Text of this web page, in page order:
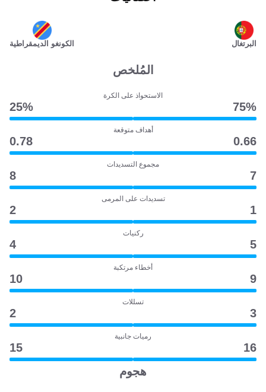
البرتغال الكونغو الديمقراطية
المُلخص
الاستحواذ على الكرة
75‎%‎
25‎%‎
أهداف متوقعة
0.66
0.78
مجموع التسديدات
7
8
تسديدات على المرمى
1
2
ركنيات
5
4
أخطاء مرتكبة
9
10
تسللات
3
2
رميات جانبية
16
15
هجوم